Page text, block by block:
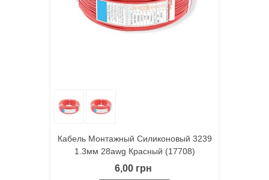
Кабель Монтажный Силиконовый 3239
1.3мм 28awg Красный (17708)
6,00 грн